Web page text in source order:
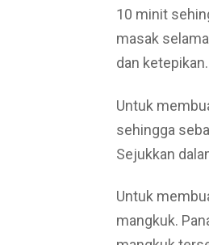
10 minit
masak
dan ketepikan.
Untuk
sehingga
Sejukkan
Untuk
mangkuk.